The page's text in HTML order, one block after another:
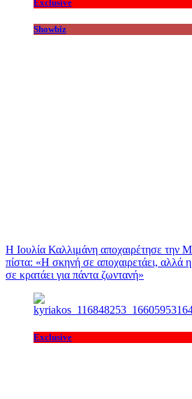
Exclusive
Showbiz
Η Ιουλία Καλλιμάνη αποχαιρέτησε την
πίστα: «H σκηνή σε αποχαιρετάει, αλλά
σε κρατάει για πάντα ζωντανή»
Exclusive